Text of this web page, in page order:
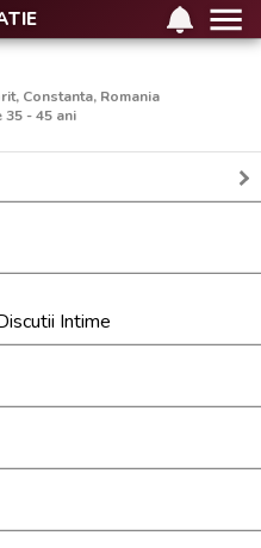
Constanta, Romania
35 - 45 ani
Intime